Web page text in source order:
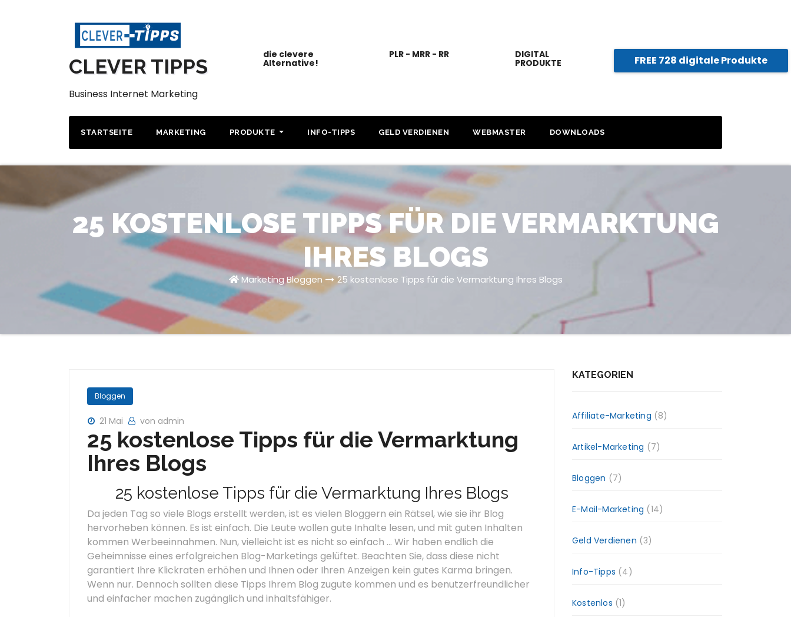
CLEVER TIPPS
Business Internet Marketing
die clevere
Alternative!
PLR - MRR - RR DIGITAL
PRODUKTE FREE 728 digitale Produkte
STARTSEITE MARKETING PRODUKTE INFO-TIPPS GELD VERDIENEN WEBMASTER DOWNLOADS
25 KOSTENLOSE TIPPS FÜR DIE VERMARKTUNG
IHRES BLOGS
Marketing Bloggen 25 kostenlose Tipps für die Vermarktung Ihres Blogs
Bloggen
21 Mai von admin
25 kostenlose Tipps für die Vermarktung
Ihres Blogs
25 kostenlose Tipps für die Vermarktung Ihres Blogs
Da jeden Tag so viele Blogs erstellt werden, ist es vielen Bloggern ein Rätsel, wie sie ihr Blog
hervorheben können. Es ist einfach. Die Leute wollen gute Inhalte lesen, und mit guten Inhalten
kommen Werbeeinnahmen. Nun, vielleicht ist es nicht so einfach … Wir haben endlich die
Geheimnisse eines erfolgreichen Blog-Marketings gelüftet. Beachten Sie, dass diese nicht
garantiert Ihre Klickraten erhöhen und Ihnen oder Ihren Anzeigen kein gutes Karma bringen.
Wenn nur. Dennoch sollten diese Tipps Ihrem Blog zugute kommen und es benutzerfreundlicher
und einfacher machen zugänglich und inhaltsfähiger.
KATEGORIEN
Affiliate-Marketing (8)
Artikel-Marketing (7)
Bloggen (7)
E-Mail-Marketing (14)
Geld Verdienen (3)
Info-Tipps (4)
Kostenlos (1)